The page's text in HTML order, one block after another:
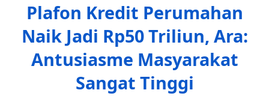
Plafon Kredit Perumahan
Naik Jadi Rp50 Triliun, Ara:
Antusiasme Masyarakat
Sangat Tinggi